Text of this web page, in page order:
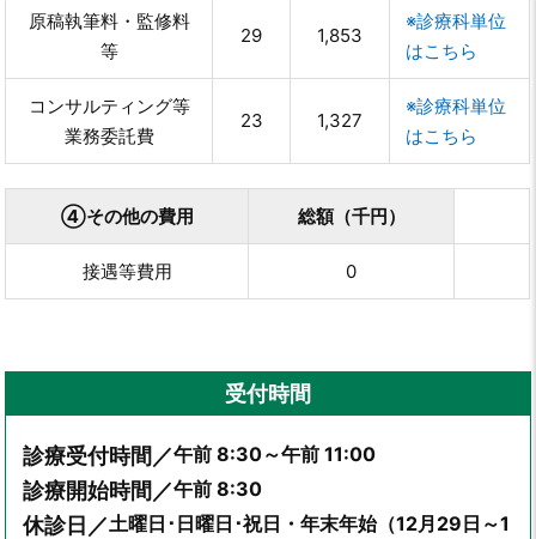
原稿執筆料・監修料
等
29 1,853
※診療科単位
はこちら
コンサルティング等
業務委託費
23 1,327
※診療科単位
はこちら
④その他の費用 総額（千円）
接遇等費用 0
受付時間
診療受付時間／午前 8:30～午前 11:00
診療開始時間／午前 8:30
休診日／土曜日･日曜日･祝日・年末年始（12月29日～1